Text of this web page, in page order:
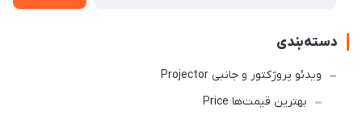
دسته‌بندی
ویدئو پروژکتور و جانبی Projector
بهترین قیمت‌ها Price